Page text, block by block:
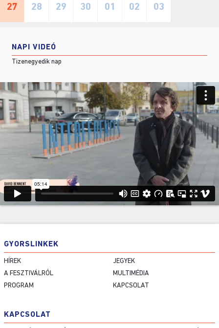
27 28 29 30 01 02 03
NAPI VIDEÓ
Tizenegyedik nap
GYORSLINKEK
HÍREK
A FESZTIVÁLRÓL
PROGRAM
JEGYEK
MULTIMÉDIA
KAPCSOLAT
KAPCSOLAT